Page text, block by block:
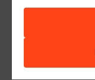
ИЩИТЕ